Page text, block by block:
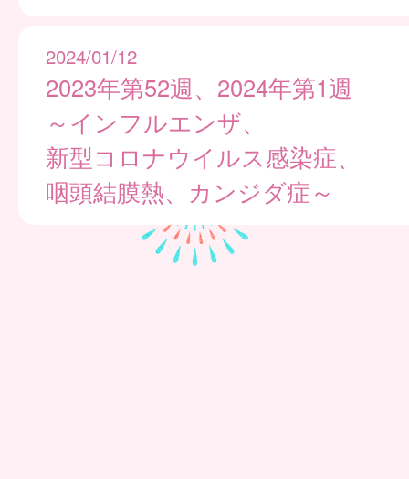
2024/01/12
2023年第52週、2024年第1週
～インフルエンザ、
新型コロナウイルス感染症、
咽頭結膜熱、カンジダ症～